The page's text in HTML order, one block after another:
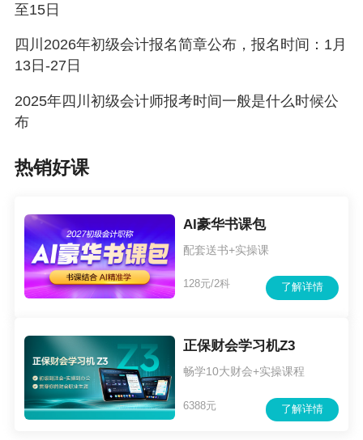
至15日
四川2026年初级会计报名简章公布，报名时间：1月
13日-27日
2025年四川初级会计师报考时间一般是什么时候公
布
热销好课
AI豪华书课包
配套送书+实操课
了解详情
128元/2科
正保财会学习机Z3
畅学10大财会+实操课程
了解详情
6388元